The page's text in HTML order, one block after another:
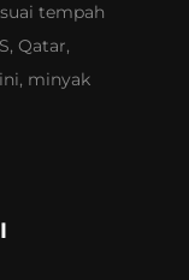
tempah
Qatar,
minyak